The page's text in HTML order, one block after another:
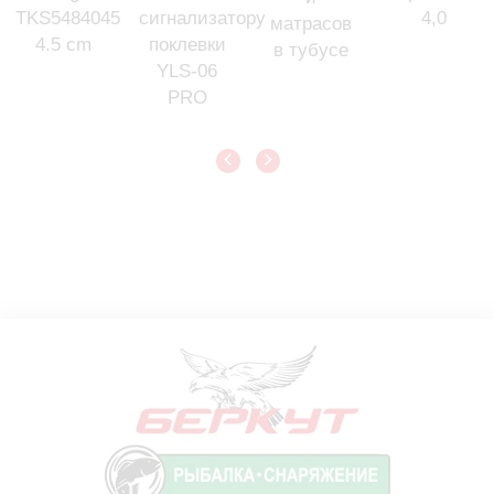
TKS5484045
4.5 cm
сигнализатору
поклевки
YLS-06
PRO
матрасов
в тубусе
4,0